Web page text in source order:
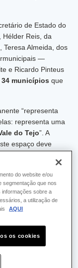
de Estado do
Hélder Reis, da
Teresa Almeida, dos
—
e Ricardo Pinteus
34 municípios que
“representa
representa uma
do Tejo”. A
espaço deve
na identificação
redes
a CCDR,
para “contribuir
concretos,
é hoje um espaço
do website e/ou
segmentação que nos
informações sobre a
a utilização de
AQUI
os cookies